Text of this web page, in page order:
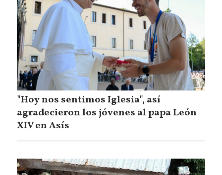
"Hoy nos sentimos Iglesia", así
agradecieron los jóvenes al papa León
XIV en Asís